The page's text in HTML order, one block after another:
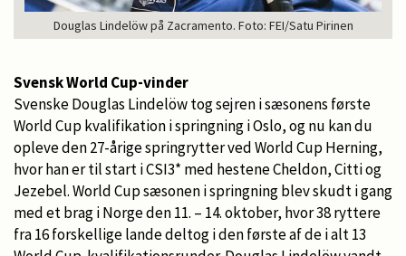
Douglas Lindelöw på Zacramento. Foto: FEI/Satu Pirinen
Svensk World Cup-vinder
Svenske Douglas Lindelöw tog sejren i sæsonens første
World Cup kvalifikation i springning i Oslo, og nu kan du
opleve den 27-årige springrytter ved World Cup Herning,
hvor han er til start i CSI3* med hestene Cheldon, Citti og
Jezebel. World Cup sæsonen i springning blev skudt i gang
med et brag i Norge den 11. – 14. oktober, hvor 38 ryttere
fra 16 forskellige lande deltog i den første af de i alt 13